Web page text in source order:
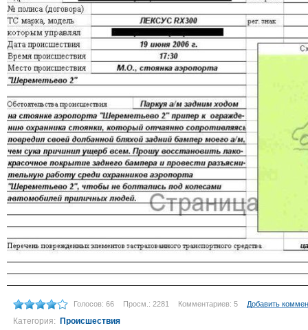
Голосов: 66 Просм.: 2281 Комментариев: 5 Добавить
Категория: Происшествия